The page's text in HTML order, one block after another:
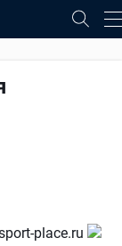
place.ru